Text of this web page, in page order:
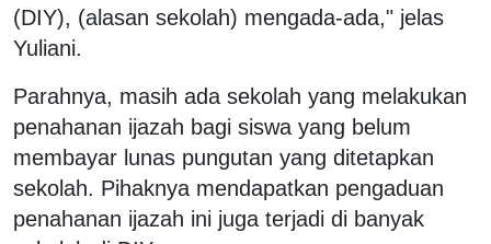
(DIY), (alasan sekolah) mengada-ada," jelas
Yuliani.
Parahnya, masih ada sekolah yang melakukan
penahanan ijazah bagi siswa yang belum
membayar lunas pungutan yang ditetapkan
sekolah. Pihaknya mendapatkan pengaduan
penahanan ijazah ini juga terjadi di banyak